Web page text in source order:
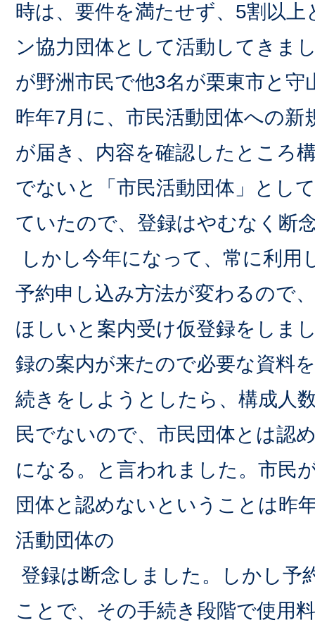
時は、要件を満たせず、5割以
ン協力団体として活動してきま
が野洲市民で他3名が栗東市と守
昨年7月に、市民活動団体への新
が届き、内容を確認したところ
でないと「市民活動団体」とし
ていたので、登録はやむなく断
しかし今年になって、常に利用
予約申し込み方法が変わるので
ほしいと案内受け仮登録をしま
録の案内が来たので必要な資料
続きをしようとしたら、構成人
民でないので、市民団体とは認
になる。と言われました。市民
団体と認めないということは昨
活動団体の
登録は断念しました。しかし予
ことで、その手続き段階で使用